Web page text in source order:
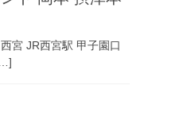
宮 JR西宮駅 甲子園口